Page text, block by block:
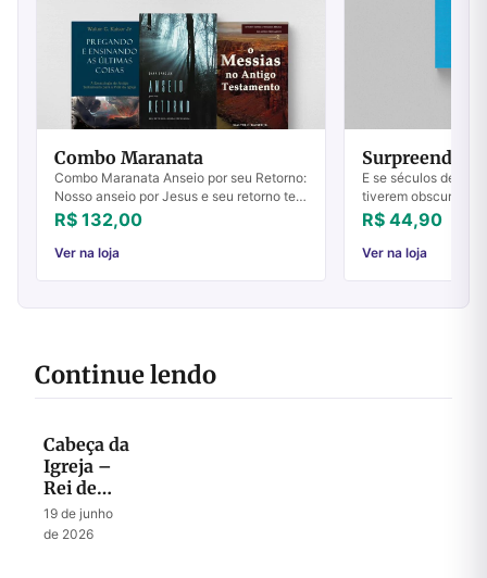
Combo Maranata
Combo Maranata Anseio por seu Retorno:
Nosso anseio por Jesus e seu retorno tem
origem tão somente em nosso amor por
Ele. Este livro despertará em você um sa...
R$ 132,00
Ver na loja
E se séculos de
tiverem
natureza do amor
natureza do amor
for como vo...
R$ 44,90
Ver na loja
Continue lendo
Cabeça da
Igreja –
Rei de
Israel
19 de junho
de 2026